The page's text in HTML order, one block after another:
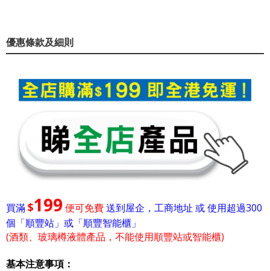
優惠條款及細則
買滿$199 便可免費送到屋企，工商地址 或 使用超過300
個「順豐站」或「順豐智能櫃」
(酒類、玻璃樽液體產品，不能使用順豐站或智能櫃)
基本注意事項：